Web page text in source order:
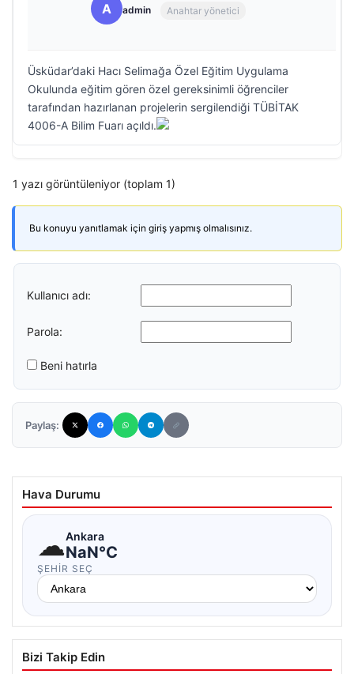
A admin Anahtar yönetici
Üsküdar’daki Hacı Selimağa Özel Eğitim Uygulama
Okulunda eğitim gören özel gereksinimli öğrenciler
tarafından hazırlanan projelerin sergilendiği TÜBİTAK
4006-A Bilim Fuarı açıldı.
1 yazı görüntüleniyor (toplam 1)
Bu konuyu yanıtlamak için giriş yapmış olmalısınız.
Kullanıcı adı:
Parola:
Beni hatırla
Paylaş:
Hava Durumu
☁Ankara
NaN°C
ŞEHIR SEÇ
Bizi Takip Edin